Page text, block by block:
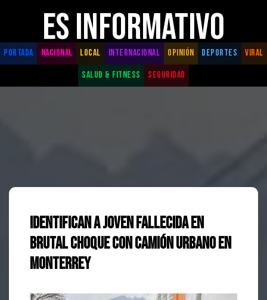
ES INFORMATIVO
PORTADA NACIONAL LOCAL INTERNACIONAL OPINIÓN DEPORTES
VIRAL
SALUD & FITNESS
SEGURIDAD
Identifican a Joven Fallecida en
Brutal Choque con Camión Urbano en
Monterrey